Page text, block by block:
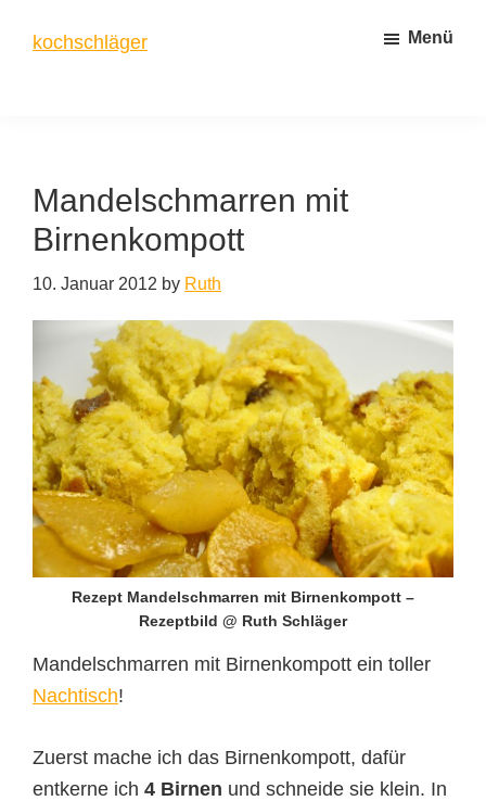
Inhalt
Seitenspalte
kochschläger Menü
Mandelschmarren mit
Birnenkompott
10. Januar 2012 by Ruth
Rezept Mandelschmarren mit Birnenkompott –
Rezeptbild @ Ruth Schläger
Mandelschmarren mit Birnenkompott ein toller
Nachtisch!
Zuerst mache ich das Birnenkompott, dafür
entkerne ich 4 Birnen und schneide sie klein. In